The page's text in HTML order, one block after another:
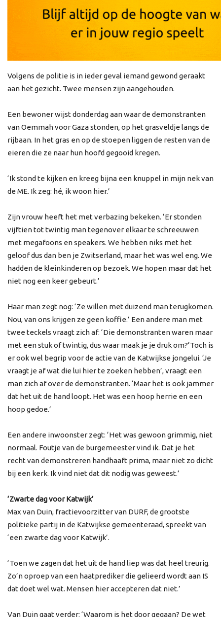
Volgens de politie is in ieder geval iemand gewond geraakt
aan het gezicht. Twee mensen zijn aangehouden.
Een bewoner wijst donderdag aan waar de demonstranten
van Oemmah voor Gaza stonden, op het grasveldje langs de
rijbaan. In het gras en op de stoepen liggen de resten van de
eieren die ze naar hun hoofd gegooid kregen.
‘Ik stond te kijken en kreeg bijna een knuppel in mijn nek van
de ME. Ik zeg: hé, ik woon hier.’
Zijn vrouw heeft het met verbazing bekeken. ‘Er stonden
vijftien tot twintig man tegenover elkaar te schreeuwen
met megafoons en speakers. We hebben niks met het
geloof dus dan ben je Zwitserland, maar het was wel eng. We
hadden de kleinkinderen op bezoek. We hopen maar dat het
niet nog een keer gebeurt.’
Haar man zegt nog: ‘Ze willen met duizend man terugkomen.
Nou, van ons krijgen ze geen koffie.’ Een andere man met
twee teckels vraagt zich af: ‘Die demonstranten waren maar
met een stuk of twintig, dus waar maak je je druk om?’Toch is
er ook wel begrip voor de actie van de Katwijkse jongelui. ‘Je
vraagt je af wat die lui hier te zoeken hebben’, vraagt een
man zich af over de demonstranten. ‘Maar het is ook jammer
dat het uit de hand loopt. Het was een hoop herrie en een
hoop gedoe.’
Een andere inwoonster zegt: ‘Het was gewoon grimmig, niet
normaal. Foutje van de burgemeester vind ik. Dat je het
recht van demonstreren handhaaft prima, maar niet zo dicht
bij een kerk. Ik vind niet dat dit nodig was geweest.’
‘Zwarte dag voor Katwijk’
Max van Duin, fractievoorzitter van DURF, de grootste
politieke partij in de Katwijkse gemeenteraad, spreekt van
‘een zwarte dag voor Katwijk’.
‘Toen we zagen dat het uit de hand liep was dat heel treurig.
Zo’n oproep van een haatprediker die gelieerd wordt aan IS
dat doet wel wat. Mensen hier accepteren dat niet.’
Van Duin gaat verder: ‘Waarom is het door gegaan? De wet